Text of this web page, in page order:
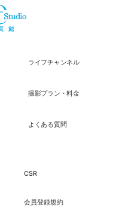
ライフチャンネル
撮影プラン・料金
よくある質問
CSR
会員登録規約